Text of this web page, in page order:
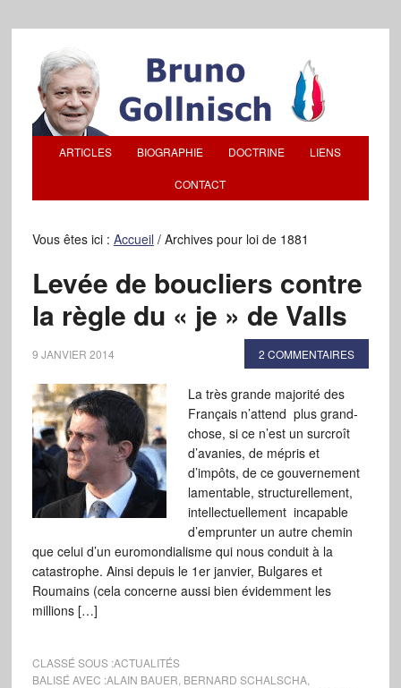
ARTICLES BIOGRAPHIE DOCTRINE LIENS
CONTACT
Vous êtes ici : Accueil /Archives pour loi de 1881
Levée de boucliers contre
la règle du « je » de Valls
9 JANVIER 2014 2 COMMENTAIRES
La très grande majorité des
Français n’attend plus grand-
chose, si ce n’est un surcroît
d’avanies, de mépris et
d’impôts, de ce gouvernement
lamentable, structurellement,
intellectuellement incapable
d’emprunter un autre chemin
que celui d’un euromondialisme qui nous conduit à la
catastrophe. Ainsi depuis le 1er janvier, Bulgares et
Roumains (cela concerne aussi bien évidemment les
millions […]
CLASSÉ SOUS :ACTUALITÉS
BALISÉ AVEC :ALAIN BAUER BERNARD SCHALSCHA,